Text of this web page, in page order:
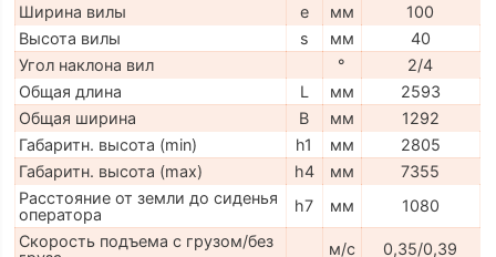
Ширина вилы
e мм
100
Высота вилы
s мм
40
Угол наклона вил
°
2/4
Общая длина
L мм
2593
Общая ширина
B мм
1292
Габаритн. высота (min)
h1 мм
2805
Габаритн. высота (max)
h4 мм
7355
Расстояние от земли до сиденья
оператора
h7 мм
1080
Скорость подъема с грузом/без
м/с 0,35/0,39